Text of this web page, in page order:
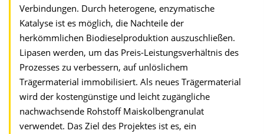
Verbindungen. Durch heterogene, enzymatische
Katalyse ist es möglich, die Nachteile der
herkömmlichen Biodieselproduktion auszuschließen.
Lipasen werden, um das Preis-Leistungsverhältnis des
Prozesses zu verbessern, auf unlöslichem
Trägermaterial immobilisiert. Als neues Trägermaterial
wird der kostengünstige und leicht zugängliche
nachwachsende Rohstoff Maiskolbengranulat
verwendet. Das Ziel des Projektes ist es, ein